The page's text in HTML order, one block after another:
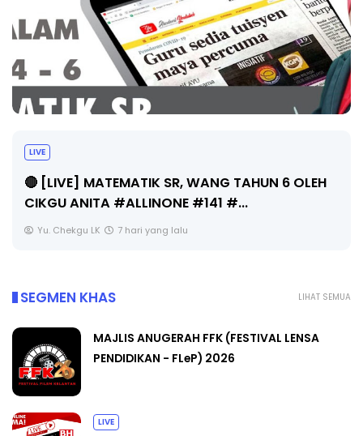
LIVE
🔴 [LIVE] MATEMATIK SR, WANG TAHUN 6 OLEH
CIKGU ANITA #ALLINONE #141 #...
Yu. Chekgu LK 7 hari yang lalu
LIHAT SEMUA
SEGMEN KHAS
MAJLIS ANUGERAH FFK (FESTIVAL LENSA
PENDIDIKAN - FLeP) 2026
LIVE